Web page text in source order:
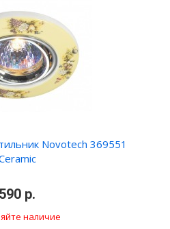
Novotech 369551
590 р.
наличие